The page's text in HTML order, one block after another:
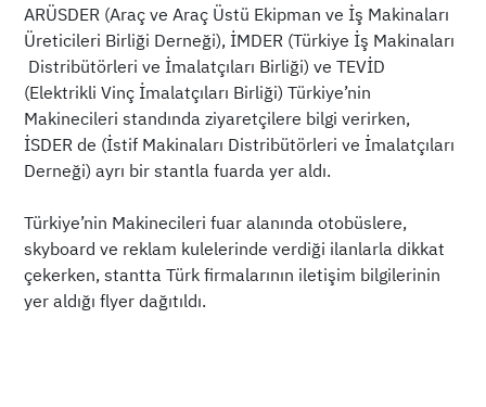
ARÜSDER (Araç ve Araç Üstü Ekipman ve İş Makinaları
Üreticileri Birliği Derneği), İMDER (Türkiye İş Makinaları
Distribütörleri ve İmalatçıları Birliği) ve TEVİD
(Elektrikli Vinç İmalatçıları Birliği) Türkiye’nin
Makinecileri standında ziyaretçilere bilgi verirken,
İSDER de (İstif Makinaları Distribütörleri ve İmalatçıları
Derneği) ayrı bir stantla fuarda yer aldı.
Türkiye’nin Makinecileri fuar alanında otobüslere,
skyboard ve reklam kulelerinde verdiği ilanlarla dikkat
çekerken, stantta Türk firmalarının iletişim bilgilerinin
yer aldığı flyer dağıtıldı.